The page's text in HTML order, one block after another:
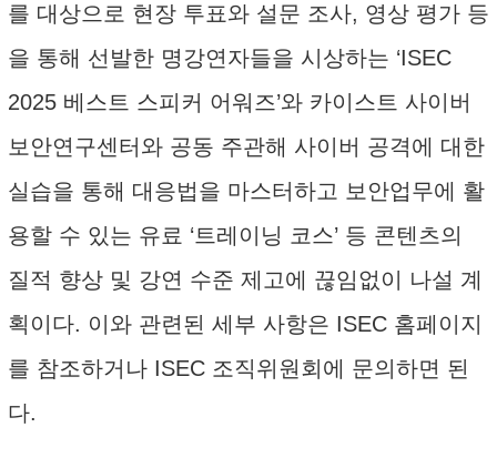
를 대상으로 현장 투표와 설문 조사, 영상 평가 등
을 통해 선발한 명강연자들을 시상하는 ‘ISEC
2025 베스트 스피커 어워즈’와 카이스트 사이버
보안연구센터와 공동 주관해 사이버 공격에 대한
실습을 통해 대응법을 마스터하고 보안업무에 활
용할 수 있는 유료 ‘트레이닝 코스’ 등 콘텐츠의
질적 향상 및 강연 수준 제고에 끊임없이 나설 계
획이다. 이와 관련된 세부 사항은 ISEC 홈페이지
를 참조하거나 ISEC 조직위원회에 문의하면 된
다.